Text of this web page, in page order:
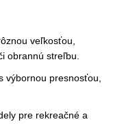
veľkosťou,
obrannú streľbu.
výbornou presnosťou,
pre rekreačné a